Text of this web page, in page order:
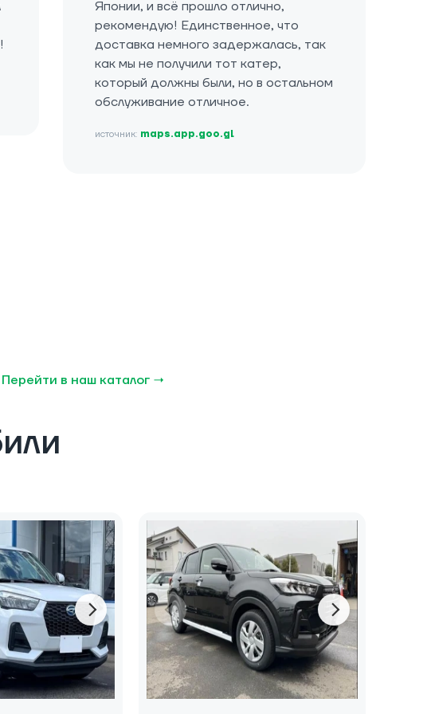
Японии, и всё прошло отлично,
рекомендую! Единственное, что
доставка немного задержалась, так
как мы не получили тот катер,
который должны были, но в остальном
обслуживание отличное.
источник: maps.app.goo.gl
Перейти в наш каталог →